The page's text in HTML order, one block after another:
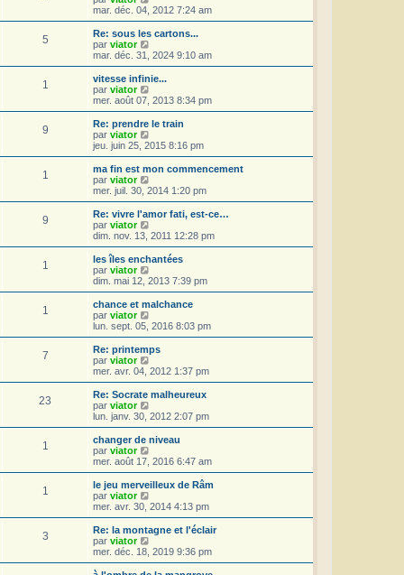
g
e
e
s
s
g
e
n
r
e
s
s
g
e
e
r
n
r
e
s
s
g
e
o
i
r
e
e
r
n
r
e
s
s
g
e
mar. déc. 04, 2012 7:24 am
5
Re: sous les cartons...
par viator
o
i
r
e
e
r
n
i
r
e
s
s
g
e
mar. déc. 31, 2024 9:10 am
1
vitesse infinie...
par viator
o
i
r
e
r
n
i
r
e
s
s
g
e
mer. août 07, 2013 8:34 pm
9
Re: prendre le train
par viator
o
i
r
e
r
n
i
r
e
s
s
g
e
jeu. juin 25, 2015 8:16 pm
1
ma fin est mon commencement
par viator
o
i
r
e
r
n
i
r
e
s
s
g
e
mer. juil. 30, 2014 1:20 pm
9
Re: vivre l'amor fati, est-ce…
par viator
o
i
r
e
r
n
i
r
e
s
s
g
e
dim. nov. 13, 2011 12:28 pm
1
les îles enchantées
par viator
o
i
r
e
r
n
i
r
e
s
s
g
e
dim. mai 12, 2013 7:39 pm
1
chance et malchance
par viator
o
i
r
l
e
r
n
i
r
e
s
s
g
e
lun. sept. 05, 2016 8:03 pm
7
Re: printemps
par viator
o
i
r
e
e
r
n
r
e
s
s
g
e
mer. avr. 04, 2012 1:37 pm
23
Re: Socrate malheureux
par viator
o
i
r
e
e
r
n
i
r
e
s
lun. janv. 30, 2012 2:07 pm
1
changer de niveau
par viator
o
i
r
e
r
n
mer. août 17, 2016 6:47 am
1
le jeu merveilleux de Râm
par viator
o
i
r
e
e
mer. avr. 30, 2014 4:13 pm
3
Re: la montagne et l'éclair
par viator
o
i
r
mer. déc. 18, 2019 9:36 pm